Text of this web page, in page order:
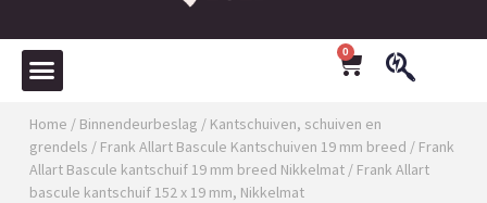
0
Home / Binnendeurbeslag / Kantschuiven, schuiven en
grendels / Frank Allart Bascule Kantschuiven 19 mm breed / Frank
Allart Bascule kantschuif 19 mm breed Nikkelmat/ Frank Allart
bascule kantschuif 152 x 19 mm, Nikkelmat